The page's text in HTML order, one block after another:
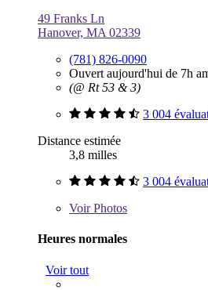
49 Franks Ln
Hanover, MA 02339
(781) 826-0090
Ouvert aujourd'hui de 7h
(@ Rt 53 & 3)
3 004
Distance estimée
3,8 milles
3 004
VoirPhotos
Heures normales
Voir tout